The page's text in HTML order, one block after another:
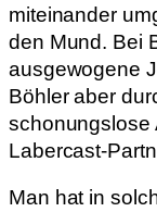
miteinander
den Mund. Bei
ausgewogene
Böhler aber
schonungslose
Labercast-
Man hat in